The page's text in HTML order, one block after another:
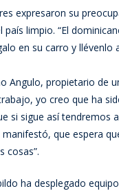
expresaron su
limpio. “El
en su carro y
Angulo, propietario de
yo creo que ha
si sigue así
que espera
cosas”.
ha desplegado